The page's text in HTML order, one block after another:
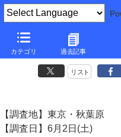
カテゴリ 過去記事
CPU、HDD、メモリ
SSD大幅下落・256GBが
リスト
【調査地】東京・秋葉原
【調査日】6月2日(土)